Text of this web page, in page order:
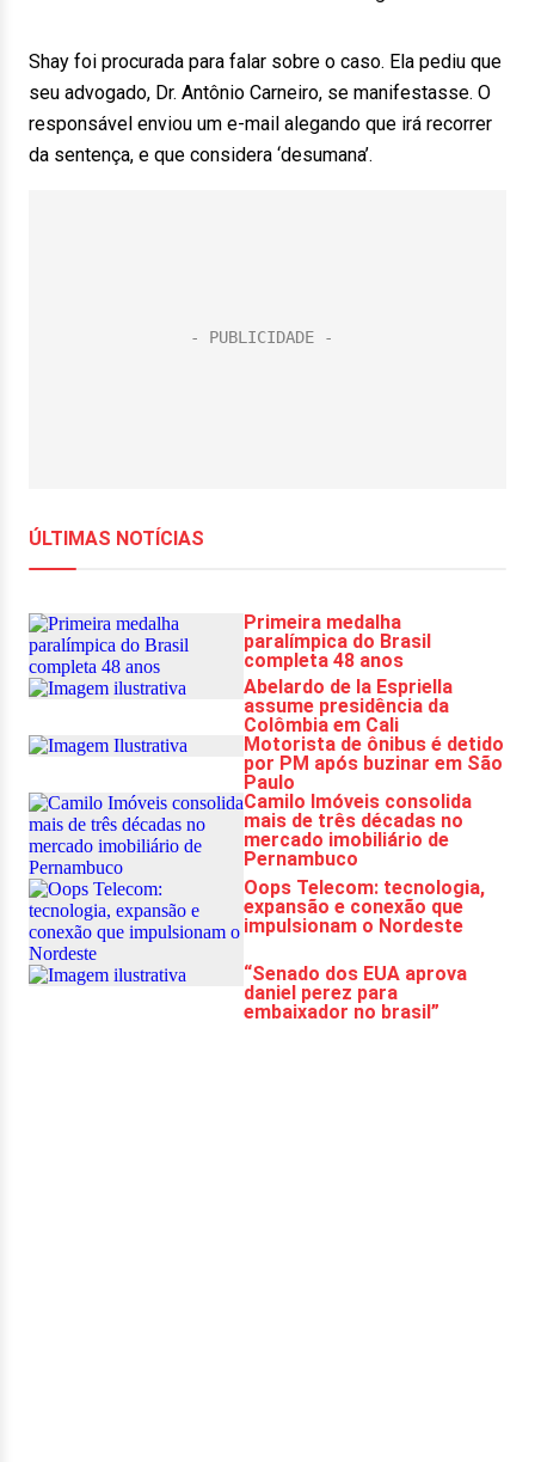
Shay foi procurada para falar sobre o caso. Ela pediu que
seu advogado, Dr. Antônio Carneiro, se manifestasse. O
responsável enviou um e-mail alegando que irá recorrer
da sentença, e que considera ‘desumana’.